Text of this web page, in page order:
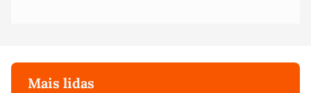
Mais lidas